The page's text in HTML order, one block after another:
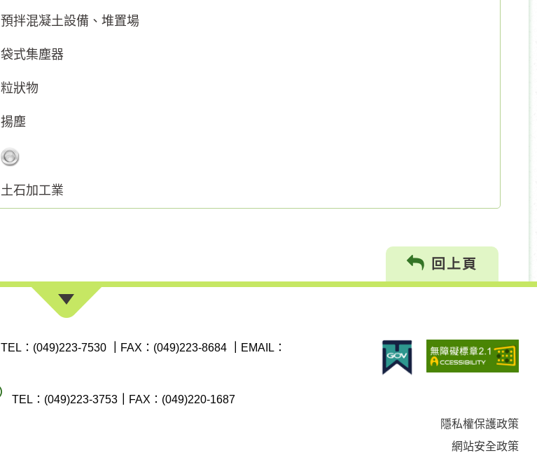
預拌混凝土設備、堆置場
袋式集塵器
粒狀物
揚塵
土石加工業
回上頁
TEL：(049)223-7530 FAX：(049)223-8684 EMAIL：
TEL：(049)223-3753 FAX：(049)220-1687
隱私權保護政策
網站安全政策